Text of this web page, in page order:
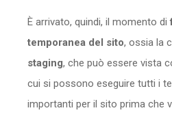
È arrivato, quindi, il momento di
temporanea del sito, ossia la
staging, che può essere vista
cui si possono eseguire tutti i
importanti per il sito prima che